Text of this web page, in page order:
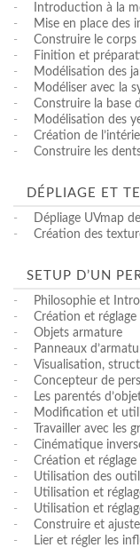
-
Introduction à la
-
Mise en place des
-
Construire le corps
-
Finition et
-
Modélisation des
-
Modéliser avec la
-
Construire la base
-
Modélisation des
-
Création de
-
Construire les
DÉPLIAGE ET
-
Dépliage UVmap
-
Création des
SETUP D’UN
-
Philosophie et
-
Création et
-
Objets armature
-
Panneaux
-
Visualisation,
-
Concepteur de
-
Les parentés
-
Modification et
-
Travailler avec les
-
Cinématique
-
Création et réglage
-
Utilisation des
-
Utilisation et
-
Utilisation et
-
Construire et
-
Lier et régler les